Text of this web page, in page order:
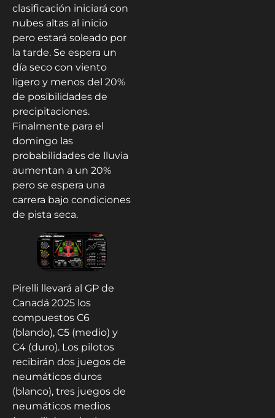
clasificación iniciará con
nubes altas al inicio
pero estará soleado por
la tarde. Se espera un
día seco con viento
ligero y menos del 20%
de posibilidades de
precipitaciones.
Finalmente para el
domingo las
probabilidades de lluvia
aumentan a un 20%
pero se espera una
carrera bajo condiciones
de pista seca.
Pirelli llevará al GP de
Canadá 2025 los
compuestos C6
(blando), C5 (medio) y
C4 (duro). Los pilotos
recibirán dos juegos de
neumáticos duros
(blanco), tres juegos de
neumáticos medios